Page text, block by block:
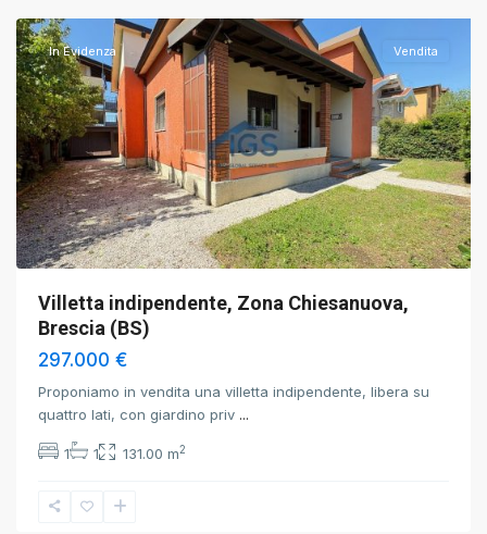
In Evidenza Vendita
Villetta indipendente, Zona Chiesanuova,
Brescia (BS)
297.000 €
Proponiamo in vendita una villetta indipendente, libera su
quattro lati, con giardino priv ...
1 1 131.00 m2
Leno